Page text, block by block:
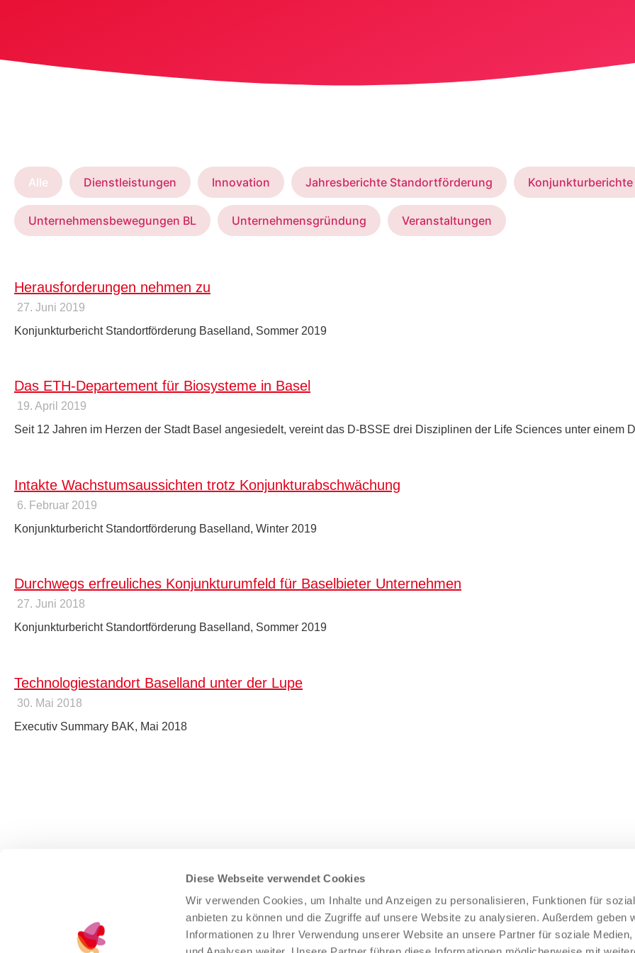
Diese Webseite verwendet Cookies
Wir verwenden Cookies, um Inhalte und Anzeigen zu personalisieren, Funktionen für
anbieten zu können und die Zugriffe auf unsere Website zu analysieren. Außerdem geben
Informationen zu Ihrer Verwendung unserer Website an unsere Partner für soziale Medien,
Alle Dienstleistungen Innovation Jahresberichte Standortförderung Konjunkturberichte
Unternehmensbewegungen BL Unternehmensgründung Veranstaltungen
Herausforderungen nehmen zu
27. Juni 2019
Konjunkturbericht Standortförderung Baselland, Sommer 2019
Das ETH-Departement für Biosysteme in Basel
19. April 2019
Seit 12 Jahren im Herzen der Stadt Basel angesiedelt, vereint das D-BSSE drei Disziplinen der Life Sciences unter einem
Intakte Wachstumsaussichten trotz Konjunkturabschwächung
6. Februar 2019
Konjunkturbericht Standortförderung Baselland, Winter 2019
Durchwegs erfreuliches Konjunkturumfeld für Baselbieter Unternehmen
27. Juni 2018
Konjunkturbericht Standortförderung Baselland, Sommer 2019
Technologiestandort Baselland unter der Lupe
30. Mai 2018
Executiv Summary BAK, Mai 2018
Immer auf dem neuesten Stand